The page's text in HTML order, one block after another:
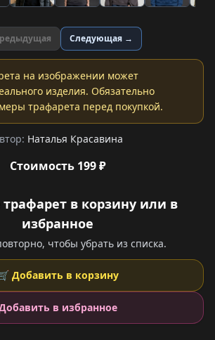
Следующая →
на изображении может
изделия. Обязательно
трафарета перед покупкой.
Наталья Красавина
Стоимость 199 ₽
трафарет в корзину или в
избранное
чтобы убрать из списка.
Добавить в корзину
в избранное